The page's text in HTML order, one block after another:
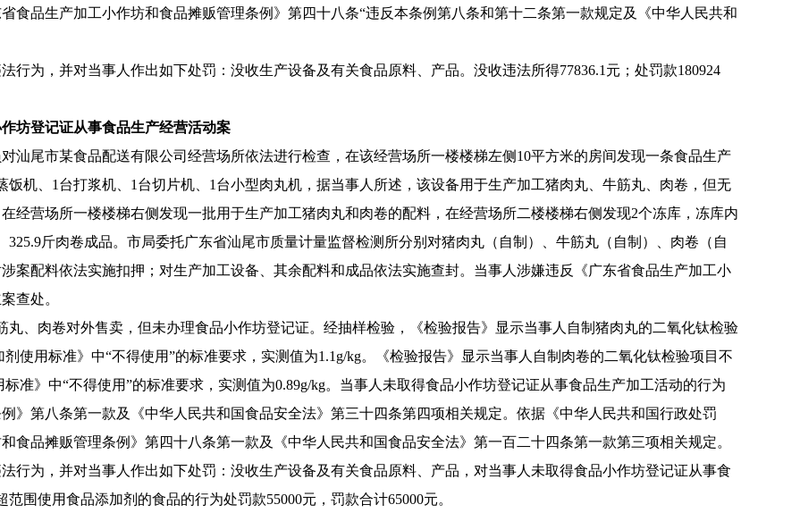
食品生产加工小作坊和食品摊贩管理条例》第四十八条“违反本条例第八条和第十二条第一款规定及《中华人民共和
为，并对当事人作出如下处罚：没收生产设备及有关食品原料、产品。没收违法所得77836.1元；处罚款180924
坊登记证从事食品生产经营活动案
尾市某食品配送有限公司经营场所依法进行检查，在该经营场所一楼楼梯左侧10平方米的房间发现一条食品生产
机、1台打浆机、1台切片机、1台小型肉丸机，据当事人所述，该设备用于生产加工猪肉丸、牛筋丸、肉卷，但无
经营场所一楼楼梯右侧发现一批用于生产加工猪肉丸和肉卷的配料，在经营场所二楼楼梯右侧发现2个冻库，冻库内
325.9斤肉卷成品。市局委托广东省汕尾市质量计量监督检测所分别对猪肉丸（自制）、牛筋丸（自制）、肉卷（自
案配料依法实施扣押；对生产加工设备、其余配料和成品依法实施查封。当事人涉嫌违反《广东省食品生产加工小
查处。
、肉卷对外售卖，但未办理食品小作坊登记证。经抽样检验，《检验报告》显示当事人自制猪肉丸的二氧化钛检验
使用标准》中“不得使用”的标准要求，实测值为1.1g/kg。《检验报告》显示当事人自制肉卷的二氧化钛检验项目不
准》中“不得使用”的标准要求，实测值为0.89g/kg。当事人未取得食品小作坊登记证从事食品生产加工活动的行为
》第八条第一款及《中华人民共和国食品安全法》第三十四条第四项相关规定。依据《中华人民共和国行政处罚
食品摊贩管理条例》第四十八条第一款及《中华人民共和国食品安全法》第一百二十四条第一款第三项相关规定。
为，并对当事人作出如下处罚：没收生产设备及有关食品原料、产品，对当事人未取得食品小作坊登记证从事食
围使用食品添加剂的食品的行为处罚款55000元，罚款合计65000元。